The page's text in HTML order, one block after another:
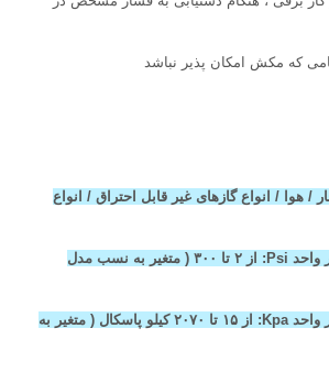
که مکش امکان پذیر نباشد
هوا / انواع گازهای غیر قابل احتراق / انواع
محدوده عملکرد فشار در واحد Psi: از ۲ تا ۳۰۰ ( متغیر به نسب مدل
محدوده عملکرد فشار در واحد Kpa: از ۱۵ تا ۲۰۷۰ کیلو پاسکال ( متغیر به